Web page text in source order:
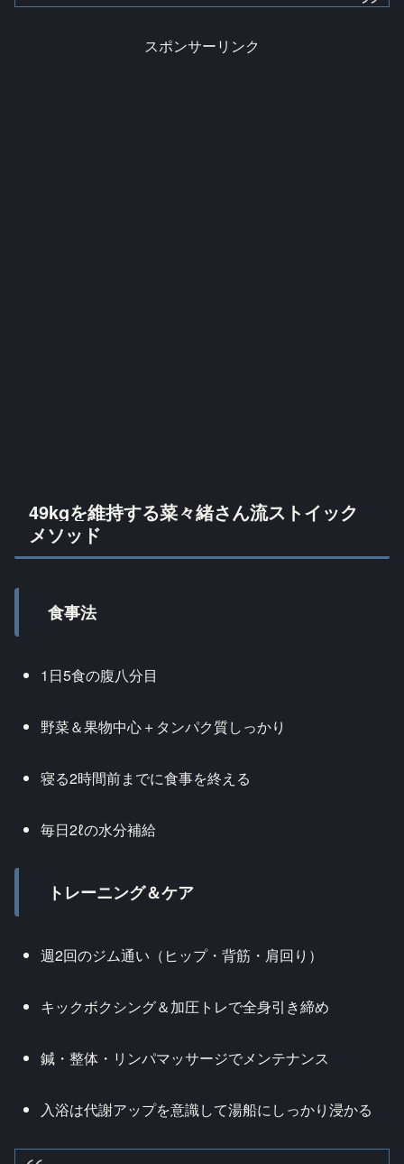
スポンサーリンク
49kgを維持する菜々緒さん流ストイック
メソッド
食事法
1日5食の腹八分目
野菜＆果物中心＋タンパク質しっかり
寝る2時間前までに食事を終える
毎日2ℓの水分補給
トレーニング＆ケア
週2回のジム通い（ヒップ・背筋・肩回り）
キックボクシング＆加圧トレで全身引き締め
鍼・整体・リンパマッサージでメンテナンス
入浴は代謝アップを意識して湯船にしっかり浸かる